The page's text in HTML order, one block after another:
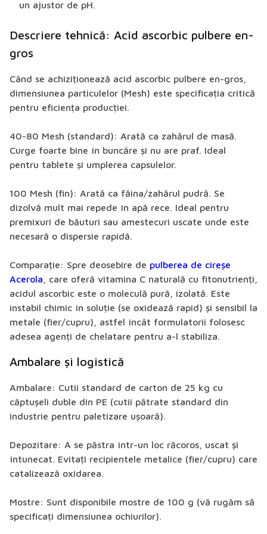
un ajustor de pH.
Descriere tehnică: Acid ascorbic pulbere en-
gros
Când se achiziționează acid ascorbic pulbere en-gros
dimensiunea particulelor (Mesh) este specificația critică
pentru eficiența producției.
40-80 Mesh (standard): Arată ca zahărul de masă.
Curge foarte bine în buncăre și nu are praf. Ideal
pentru tablete și umplerea capsulelor.
100 Mesh (fin): Arată ca făina/zahărul pudră. Se
dizolvă mult mai repede în apă rece. Ideal pentru
premixuri de băuturi sau amestecuri uscate unde este
necesară o dispersie rapidă.
Comparație: Spre deosebire de pulberea de cireșe
Acerola , care oferă vitamina C naturală cu fitonutrienți,
acidul ascorbic este o moleculă pură, izolată. Este
instabil chimic în soluție (se oxidează rapid) și sensibil la
metale (fier/cupru), astfel încât formulatorii folosesc
adesea agenți de chelatare pentru a-l stabiliza.
Ambalare și logistică
Ambalare: Cutii standard de carton de 25 kg cu
căptușeli duble din PE (cutii pătrate standard din
industrie pentru paletizare ușoară).
Depozitare: A se păstra într-un loc răcoros, uscat și
întunecat. Evitați recipientele metalice (fier/cupru) care
catalizează oxidarea.
Mostre: Sunt disponibile mostre de 100 g (vă rugăm să
specificați dimensiunea ochiurilor).